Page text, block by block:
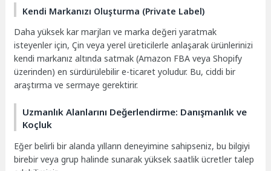
Kendi Markanızı Oluşturma (Private Label)
Daha yüksek kar marjları ve marka değeri yaratmak
isteyenler için, Çin veya yerel üreticilerle anlaşarak ürünlerinizi
kendi markanız altında satmak (Amazon FBA veya Shopify
üzerinden) en sürdürülebilir e-ticaret yoludur. Bu, ciddi bir
araştırma ve sermaye gerektirir.
Uzmanlık Alanlarını Değerlendirme: Danışmanlık ve
Koçluk
Eğer belirli bir alanda yılların deneyimine sahipseniz, bu bilgiyi
birebir veya grup halinde sunarak yüksek saatlik ücretler talep